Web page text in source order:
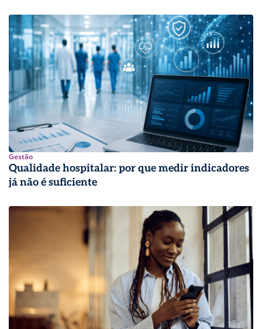
Gestão
Qualidade hospitalar: por que medir indicadores
já não é suficiente